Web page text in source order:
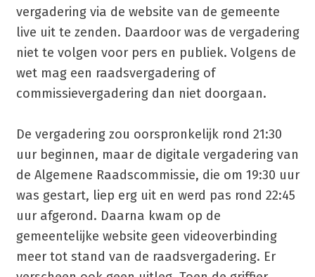
vergadering via de website van de gemeente
live uit te zenden. Daardoor was de vergadering
niet te volgen voor pers en publiek. Volgens de
wet mag een raadsvergadering of
commissievergadering dan niet doorgaan.
De vergadering zou oorspronkelijk rond 21:30
uur beginnen, maar de digitale vergadering van
de Algemene Raadscommissie, die om 19:30 uur
was gestart, liep erg uit en werd pas rond 22:45
uur afgerond. Daarna kwam op de
gemeentelijke website geen videoverbinding
meer tot stand van de raadsvergadering. Er